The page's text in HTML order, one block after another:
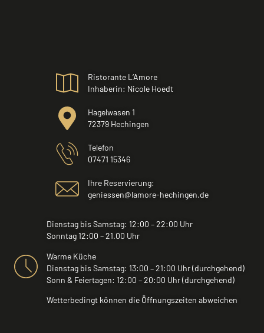
Ristorante L‘Amore
Inhaberin: Nicole Hoedt
Hagelwasen 1
72379 Hechingen
Telefon
07471 15346
Ihre Reservierung:
geniessen@lamore-hechingen.de
Dienstag bis Samstag: 12:00 – 22:00 Uhr
Sonntag 12:00 – 21.00 Uhr
Warme Küche
Dienstag bis Samstag: 13:00 – 21:00 Uhr (durchgehend)
Sonn & Feiertagen: 12:00 – 20:00 Uhr (durchgehend)
Wetterbedingt können die Öffnungszeiten abweichen